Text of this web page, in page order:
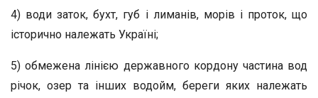
4) води заток, бухт, губ і лиманів, морів і проток, що
історично належать Україні;
5) обмежена лінією державного кордону частина вод
річок, озер та інших водойм, береги яких належать